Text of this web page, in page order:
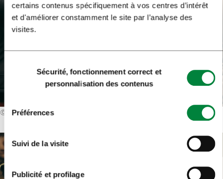
certains contenus spécifiquement à vos centres d’intérêt
et d'améliorer constamment le site par l’analyse des
visites.
consentement
Sécurité, fonctionnement correct et
personnalisation des contenus
Préférences
Suivi de la visite
Publicité et profilage
© Primož Bregar